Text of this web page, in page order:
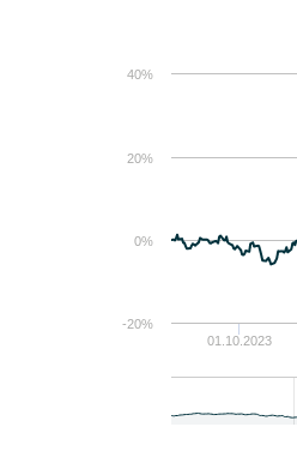
01.10.2023
0%
20%
40%
-20%